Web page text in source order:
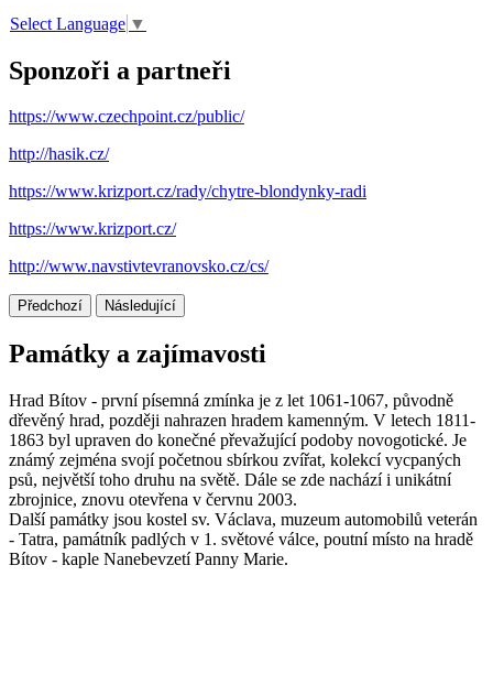
Select Language ▼
Sponzoři a partneři
https://www.czechpoint.cz/public/
http://hasik.cz/
https://www.krizport.cz/rady/chytre-blondynky-radi
https://www.krizport.cz/
http://www.navstivtevranovsko.cz/cs/
Předchozí Následující
Památky a zajímavosti
Hrad Bítov - první písemná zmínka je z let 1061-1067, původně
dřevěný hrad, později nahrazen hradem kamenným. V letech 1811-
1863 byl upraven do konečné převažující podoby novogotické. Je
známý zejména svojí početnou sbírkou zvířat, kolekcí vycpaných
psů, největší toho druhu na světě. Dále se zde nachází i unikátní
zbrojnice, znovu otevřena v červnu 2003.
Další památky jsou kostel sv. Václava, muzeum automobilů veterán
- Tatra, památník padlých v 1. světové válce, poutní místo na hradě
Bítov - kaple Nanebevzetí Panny Marie.